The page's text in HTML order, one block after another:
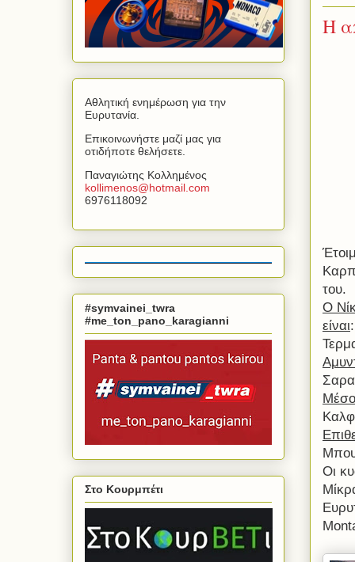
Η
του.
Ο
είναι:
Οι
Αθλητική ενημέρωση για την
Ευρυτανία.
Επικοινωνήστε μαζί μας για
οτιδήποτε θελήσετε.
Παναγιώτης Κολλημένος
kollimenos@hotmail com
6976118092
#symvainei_twra
#me_ton_pano_karagianni
Στο Κουρμπέτι